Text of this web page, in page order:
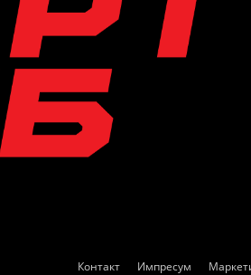
Контакт Импресум